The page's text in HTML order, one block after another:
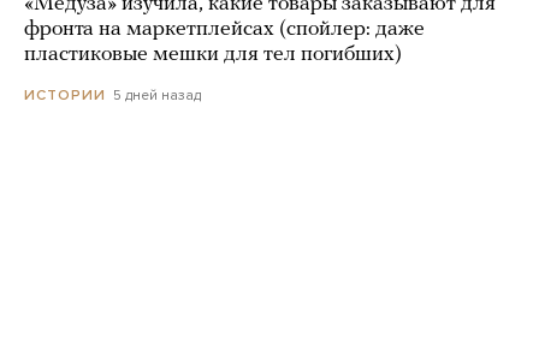
фронта на маркетплейсах (спойлер: даже
пластиковые мешки для тел погибших)
ИСТОРИИ 5 дней назад